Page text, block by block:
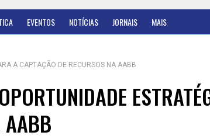
EVENTOS NOTÍCIAS JORNAIS MAIS
A CAPTAÇÃO DE RECURSOS NA AABB
AABB